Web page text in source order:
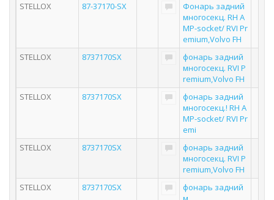
STELLOX
87-37170-SX
Фонарь задний
многосекц. RH A
MP-socket/ RVI Pr
emium,Volvo FH
STELLOX
8737170SX
фонарь задний
многосекц. RVI P
remium,Volvo FH
STELLOX
8737170SX
фонарь задний
многосекц.! RH A
MP-socket/ RVI Pr
emi
STELLOX
8737170SX
фонарь задний
многосекц. RVI P
remium,Volvo FH
STELLOX
8737170SX
фонарь задний